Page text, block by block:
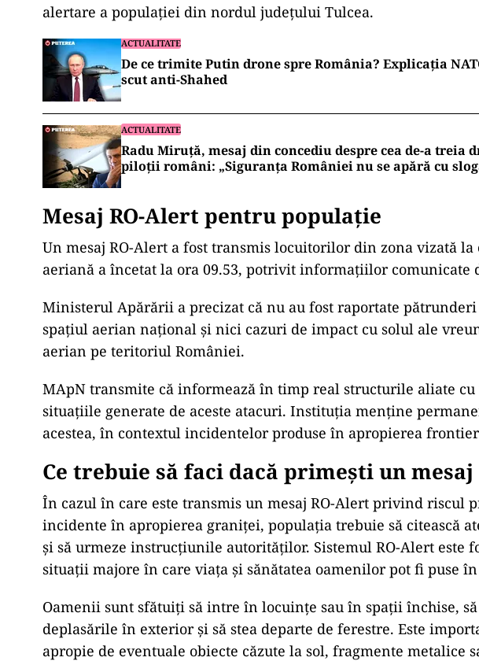
alertare a populației din nordul județului Tulcea.
ACTUALITATE
De ce trimite Putin drone spre România? Explicația
scut anti-Shahed
ACTUALITATE
Radu Miruță, mesaj din concediu despre cea de-a treia
piloții români: „Siguranța României nu se apără cu
Mesaj RO-Alert pentru populație
Un mesaj RO-Alert a fost transmis locuitorilor din zona vizată la
aeriană a încetat la ora 09.53, potrivit informațiilor comunicate
Ministerul Apărării a precizat că nu au fost raportate
spațiul aerian național și nici cazuri de impact cu solul ale
aerian pe teritoriul României.
MApN transmite că informează în timp real structurile aliate
situațiile generate de aceste atacuri. Instituția menține
acestea, în contextul incidentelor produse în apropierea
Ce trebuie să faci dacă primești un mesaj
În cazul în care este transmis un mesaj RO-Alert privind riscul
incidente în apropierea graniței, populația trebuie să citească
și să urmeze instrucțiunile autorităților. Sistemul RO-Alert este
situații majore în care viața și sănătatea oamenilor pot fi puse
Oamenii sunt sfătuiți să intre în locuințe sau în spații închise,
deplasările în exterior și să stea departe de ferestre. Este
apropie de eventuale obiecte căzute la sol, fragmente metalice